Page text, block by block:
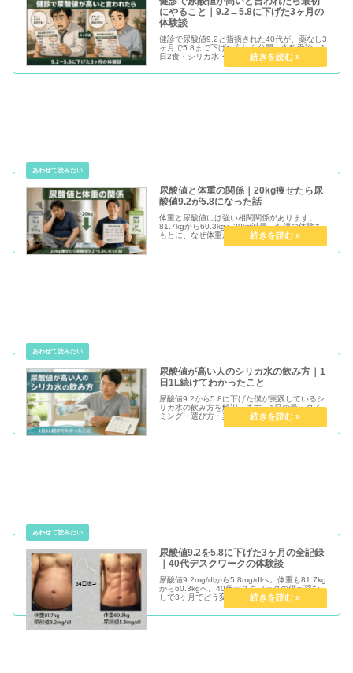
にやること｜9.2→5.8に下げた3ヶ月の
体験談
健診で尿酸値9.2と指摘された40代が、薬なし3
ヶ月で5.8まで下げた方法を公開。内科受診・1
日2食・シリカ水・禁酒・ユーグレナの組み合
わせで体重20kg減も達成。最初にやるべきこと
を体験談で正直に解説します。
尿酸値と体重の関係｜20kg痩せたら尿
酸値9.2が5.8になった話
体重と尿酸値には強い相関関係があります。
81.7kgから60.3kgへ20kg減量した僕の体験を
もとに、なぜ体重が落ちると尿酸値が下がるの
かをわかりやすく解説します。
尿酸値が高い人のシリカ水の飲み方｜1
日1L続けてわかったこと
尿酸値9.2から5.8に下げた僕が実践しているシ
リカ水の飲み方を解説します。1日の量・タイ
ミング・選び方・楽天での箱買い方法まで体験
談ベースで正直に紹介します。
尿酸値9.2を5.8に下げた3ヶ月の全記録
｜40代デスクワークの体験談
尿酸値9.2mg/dlから5.8mg/dlへ。体重も81.7kg
から60.3kgへ。40代デスクワークの僕が薬な
しで3ヶ月でどう変わったか、月ごとの変化と
実践内容をすべて正直に公開します。